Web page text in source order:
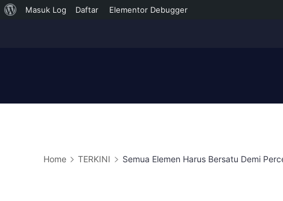
Tentang
Masuk Log Daftar Elementor Debugger
Home TERKINI Semua Elemen Harus Bersatu Demi